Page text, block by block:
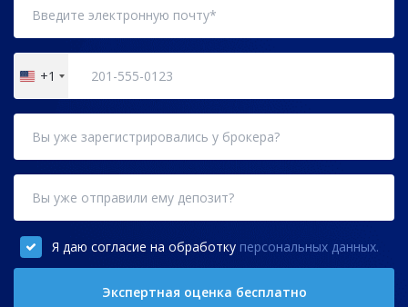
United
States
+1
Я даю согласие на обработку персональных данных.
Экспертная оценка бесплатно